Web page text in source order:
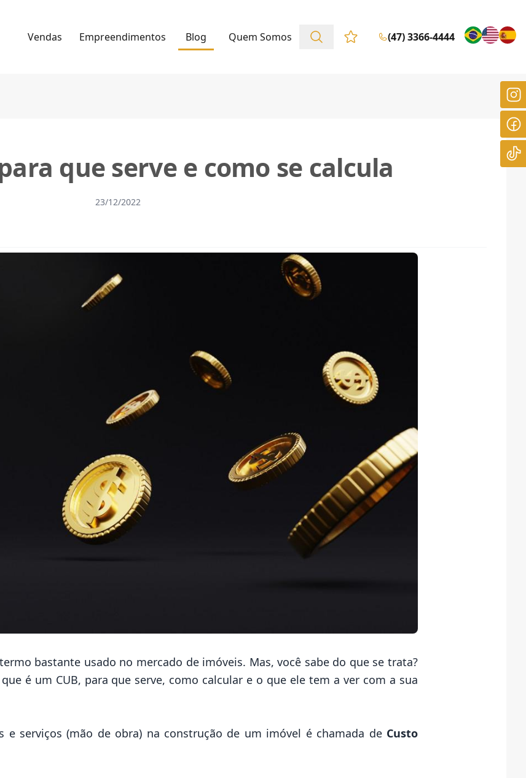
Vendas Empreendimentos Blog Quem Somos Favoritos (0 itens)
(47) 3366-4444
que serve e como se calcula
23/12/2022
bastante usado no mercado de imóveis. Mas, você sabe do que se trata?
é um CUB, para que serve, como calcular e o que ele tem a ver com a sua
e serviços (mão de obra) na construção de um imóvel é chamada de Custo